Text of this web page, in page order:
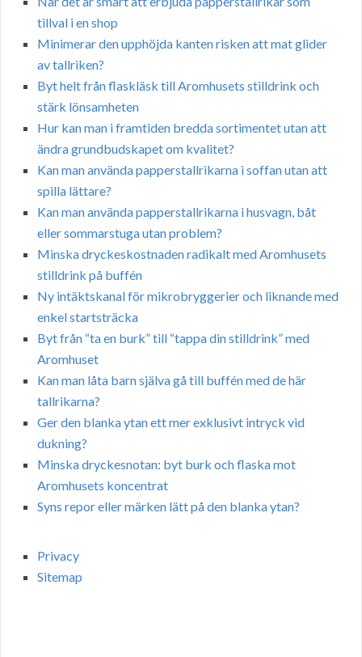
tillval i en shop
Minimerar den upphöjda kanten risken att mat glider
av tallriken?
Byt helt från flaskläsk till Aromhusets stilldrink och
stärk lönsamheten
Hur kan man i framtiden bredda sortimentet utan att
ändra grundbudskapet om kvalitet?
Kan man använda papperstallrikarna i soffan utan att
spilla lättare?
Kan man använda papperstallrikarna i husvagn, båt
eller sommarstuga utan problem?
Minska dryckeskostnaden radikalt med Aromhusets
stilldrink på buffén
Ny intäktskanal för mikrobryggerier och liknande med
enkel startsträcka
Byt från “ta en burk” till “tappa din stilldrink” med
Aromhuset
Kan man låta barn själva gå till buffén med de här
tallrikarna?
Ger den blanka ytan ett mer exklusivt intryck vid
dukning?
Minska dryckesnotan: byt burk och flaska mot
Aromhusets koncentrat
Syns repor eller märken lätt på den blanka ytan?
Privacy
Sitemap